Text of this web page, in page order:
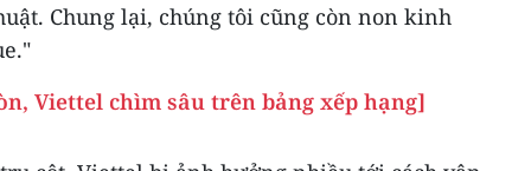
Chung lại, chúng tôi cũng còn non kinh
Viettel chìm sâu trên bảng xếp hạng]